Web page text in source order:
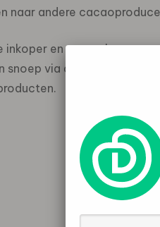
naar andere
inkoper en verwerker van
snoep via de merken De